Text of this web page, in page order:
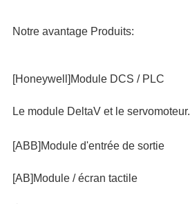
Notre avantage Produits:
[Honeywell]Module DCS / PLC
Le module DeltaV et le servomoteur.
[ABB]Module d'entrée de sortie
[AB]Module / écran tactile